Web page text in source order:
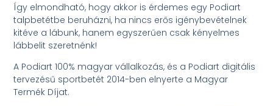
Így elmondható, hogy akkor is érdemes egy Podiart
talpbetétbe beruházni, ha nincs erős igénybevételnek
kitéve a lábunk, hanem egyszerűen csak kényelmes
lábbelit szeretnénk!
A Podiart 100% magyar vállalkozás, és a Podiart digitális
tervezésű sportbetét 2014-ben elnyerte a Magyar
Termék Díjat.